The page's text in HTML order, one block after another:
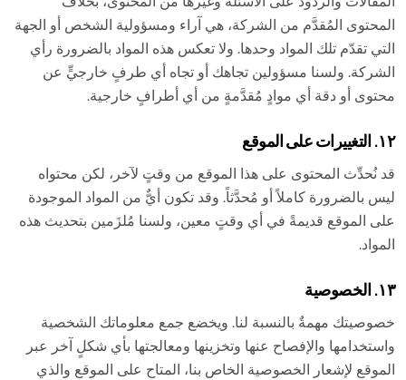
المحتوى المُقدَّم من الشركة، هي آراء ومسؤولية الشخص أو الجهة
التي تقدّم تلك المواد وحدها. ولا تعكس هذه المواد بالضرورة رأي
الشركة. ولسنا مسؤولين تجاهك أو تجاه أي طرفٍ خارجيٍّ عن
محتوى أو دقة أي موادٍ مُقدَّمةٍ من أي أطرافٍ خارجية.
١٢. التغييرات على الموقع
قد نُحدِّث المحتوى على هذا الموقع من وقتٍ لآخر، لكن محتواه
ليس بالضرورة كاملاً أو مُحدَّثاً. وقد تكون أيٌّ من المواد الموجودة
على الموقع قديمةً في أي وقتٍ معين، ولسنا مُلزَمين بتحديث هذه
المواد.
١٣. الخصوصية
خصوصيتك مهمةٌ بالنسبة لنا. ويخضع جمع معلوماتك الشخصية
واستخدامها والإفصاح عنها وتخزينها ومعالجتها بأي شكلٍ آخر عبر
الموقع لإشعار الخصوصية الخاص بنا، المتاح على الموقع والذي